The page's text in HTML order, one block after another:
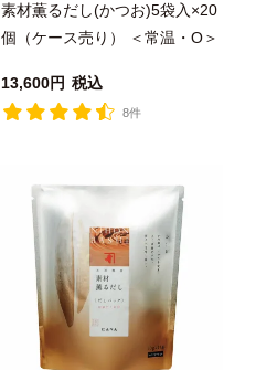
素材薫るだし(かつお)5袋入×20
個（ケース売り） ＜常温・O＞
13,600 税込
8件